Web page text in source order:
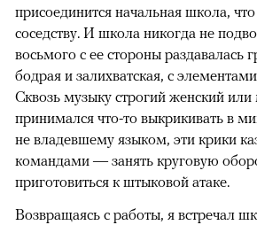
присоединится начальная школа,
соседству. И школа никогда не
восьмого с ее стороны
бодрая и залихватская, с
Сквозь музыку строгий женский
принимался что-то выкрикивать в
не владевшему языком, эти крики
командами — занять круговую
приготовиться к штыковой атаке.
Возвращаясь с работы, я встречал